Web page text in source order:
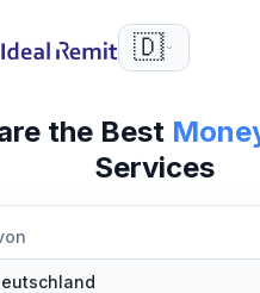
🇩🇪
the Best
Services